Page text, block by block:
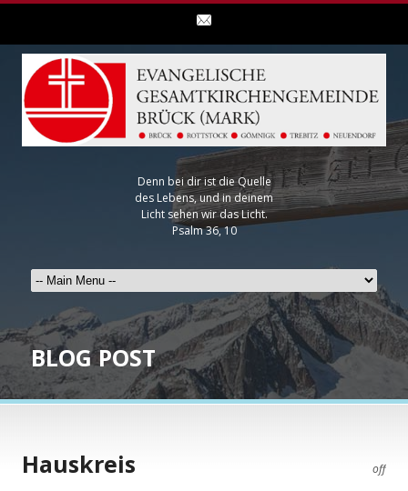
Denn bei dir ist die Quelle
des Lebens, und in deinem
Licht sehen wir das Licht.
Psalm 36, 10
BLOG POST
off
Hauskreis